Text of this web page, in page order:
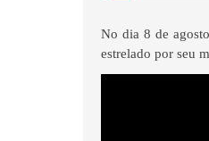
No dia 8 de
estrelado por seu